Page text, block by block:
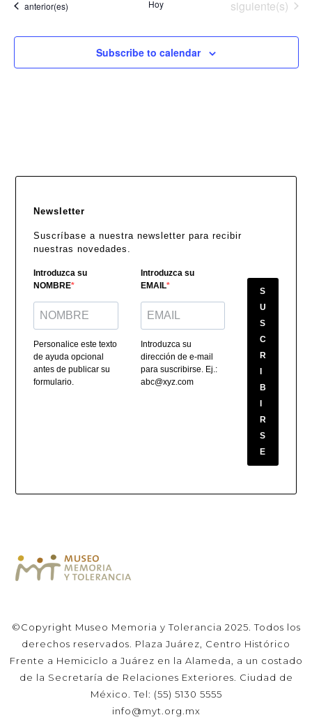
Eventos
anterior(es) Hoy Eventos
siguiente(s)
Subscribe to calendar
Newsletter
Suscríbase a nuestra newsletter para recibir
nuestras novedades.
Introduzca su
NOMBRE
Personalice este texto
de ayuda opcional
antes de publicar su
formulario.
Introduzca su
EMAIL
Introduzca su
dirección de e-mail
para suscribirse. Ej.:
abc@xyz.com
S
U
S
C
R
I
B
I
R
S
E
©Copyright Museo Memoria y Tolerancia 2025. Todos los
derechos reservados. Plaza Juárez, Centro Histórico
Frente a Hemiciclo a Juárez en la Alameda, a un costado
de la Secretaría de Relaciones Exteriores. Ciudad de
México. Tel: (55) 5130 5555
info@myt.org.mx